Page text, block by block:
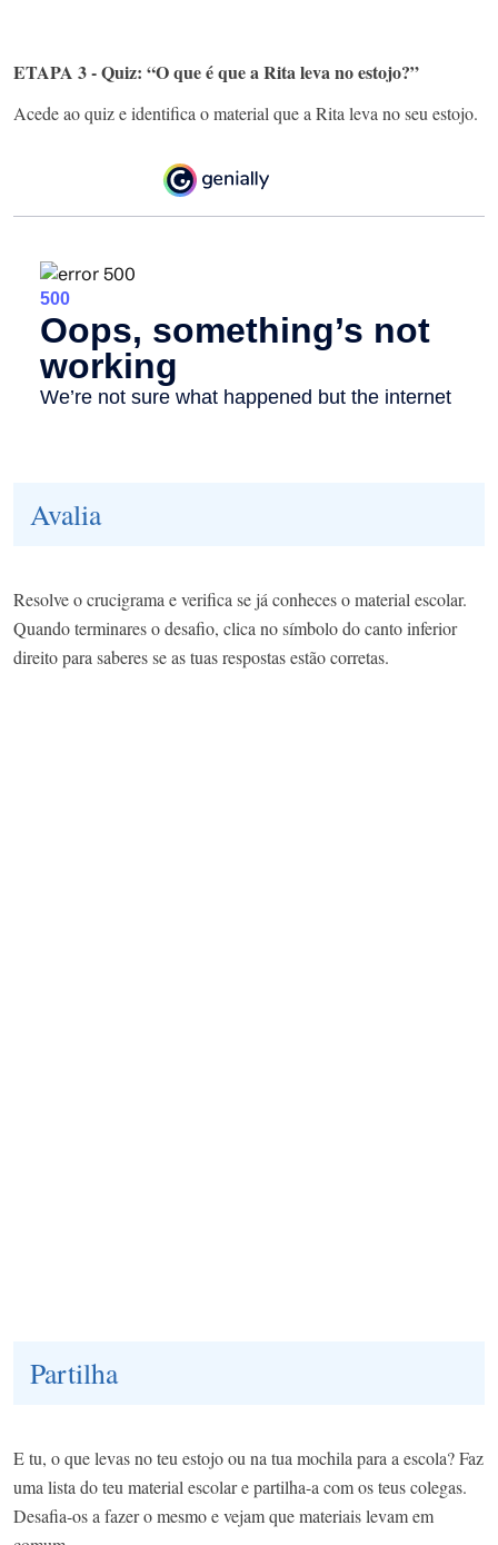
ETAPA 3 - Quiz: “O que é que a Rita leva no estojo?”
Acede ao quiz e identifica o material que a Rita leva no seu estojo.
Avalia
Resolve o crucigrama e verifica se já conheces o material escolar.
Quando terminares o desafio, clica no símbolo do canto inferior
direito para saberes se as tuas respostas estão corretas.
Partilha
E tu, o que levas no teu estojo ou na tua mochila para a escola? Faz
uma lista do teu material escolar e partilha-a com os teus colegas.
Desafia-os a fazer o mesmo e vejam que materiais levam em